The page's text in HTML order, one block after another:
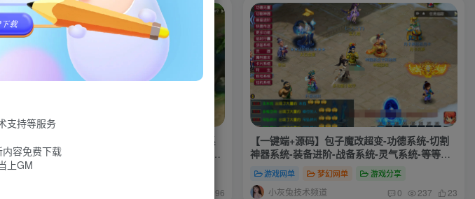
【单机+源码】修罗超变-伐木佣兵系统-福利系
统-会员系统-挂机系统-随缘塔系统-修罗系统-搭
建教程-源码
游戏网单
96
【一键端+源码】包子魔改超变-功德系统-切割
神器系统-装备进阶-战备系统-灵气系统-等等更
多自行体验-搭建教程-攻略-源码
游戏网单 梦幻网单 游戏分享
小灰兔技术频道 0 237 23
支持等服务
容免费下载
上GM